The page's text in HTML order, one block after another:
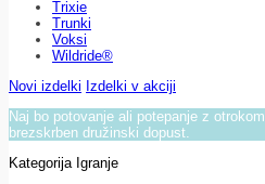
Trixie
Trunki
Voksi
Wildride®
Novi izdelki Izdelki v akciji
Naj bo potovanje ali potepanje z
brezskrben družinski dopust.
Kategorija Igranje